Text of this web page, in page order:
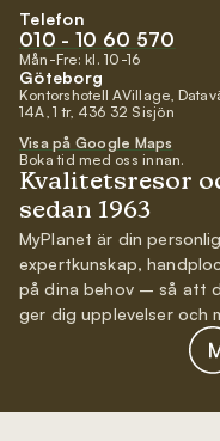
Telefon
010 - 10 60 570
Mån-Fre: kl. 10-16
Kvalitetsresor
sedan 1963
MyPlanet är din
expertkunskap,
på dina behov – så att
ger dig upplevelser och
Göteborg
Kontorshotell AVillage,
14A, 1 tr, 436 32 Sisjön
Visa på Google Maps
Boka tid med oss innan.